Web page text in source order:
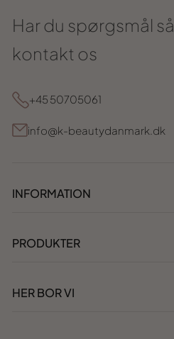
Har du spørgsmål så
kontakt os
+45 50705061
info@k-beautydanmark.dk
INFORMATION
PRODUKTER
HER BOR VI